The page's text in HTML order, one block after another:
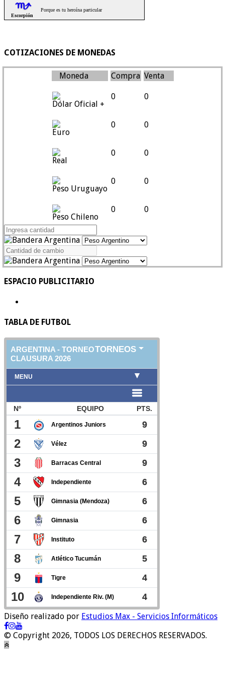
COTIZACIONES DE MONEDAS
Moneda Compra Venta
Dólar Oficial +
0 0
Euro
0 0
Real
0 0
Peso Uruguayo
0 0
Peso Chileno
0 0
ESPACIO PUBLICITARIO
TABLA DE FUTBOL
Diseño realizado por Estudios Max - Servicios Informáticos
© Copyright 2026, TODOS LOS DERECHOS RESERVADOS.